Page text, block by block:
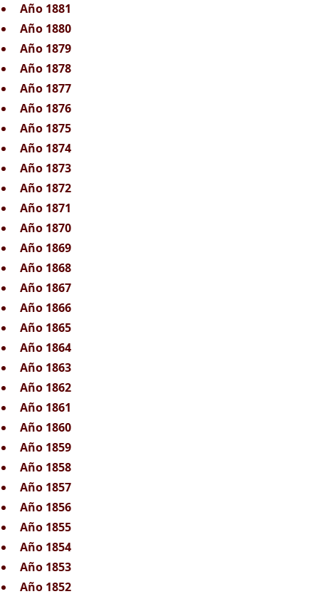
Año 1881
Año 1880
Año 1879
Año 1878
Año 1877
Año 1876
Año 1875
Año 1874
Año 1873
Año 1872
Año 1871
Año 1870
Año 1869
Año 1868
Año 1867
Año 1866
Año 1865
Año 1864
Año 1863
Año 1862
Año 1861
Año 1860
Año 1859
Año 1858
Año 1857
Año 1856
Año 1855
Año 1854
Año 1853
Año 1852